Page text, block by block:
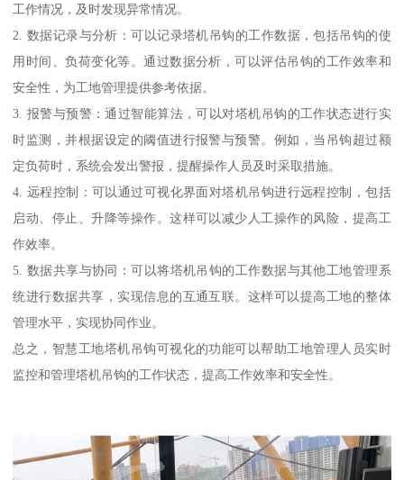
工作情况，及时发现异常情况。
2. 数据记录与分析：可以记录塔机吊钩的工作数据，包括吊钩的使
用时间、负荷变化等。通过数据分析，可以评估吊钩的工作效率和
安全性，为工地管理提供参考依据。
3. 报警与预警：通过智能算法，可以对塔机吊钩的工作状态进行实
时监测，并根据设定的阈值进行报警与预警。例如，当吊钩超过额
定负荷时，系统会发出警报，提醒操作人员及时采取措施。
4. 远程控制：可以通过可视化界面对塔机吊钩进行远程控制，包括
启动、停止、升降等操作。这样可以减少人工操作的风险，提高工
作效率。
5. 数据共享与协同：可以将塔机吊钩的工作数据与其他工地管理系
统进行数据共享，实现信息的互通互联。这样可以提高工地的整体
管理水平，实现协同作业。
总之，智慧工地塔机吊钩可视化的功能可以帮助工地管理人员实时
监控和管理塔机吊钩的工作状态，提高工作效率和安全性。